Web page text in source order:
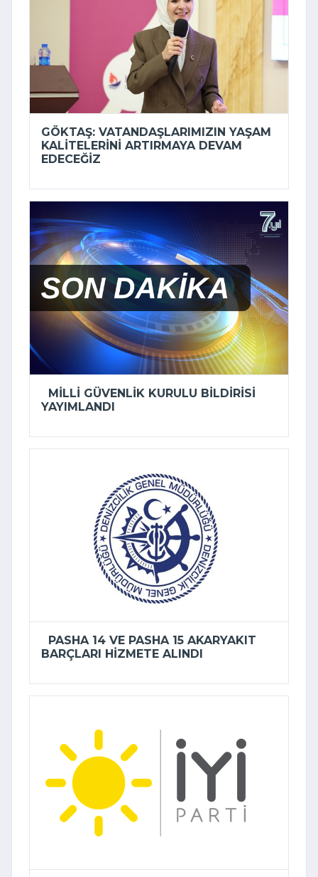
GÖKTAŞ: VATANDAŞLARIMIZIN YAŞAM
KALITELERINI ARTIRMAYA DEVAM
EDECEĞIZ
MILLI GÜVENLIK KURULU BILDIRISI
YAYIMLANDI
PASHA 14 VE PASHA 15 AKARYAKIT
BARÇLARI HIZMETE ALINDI